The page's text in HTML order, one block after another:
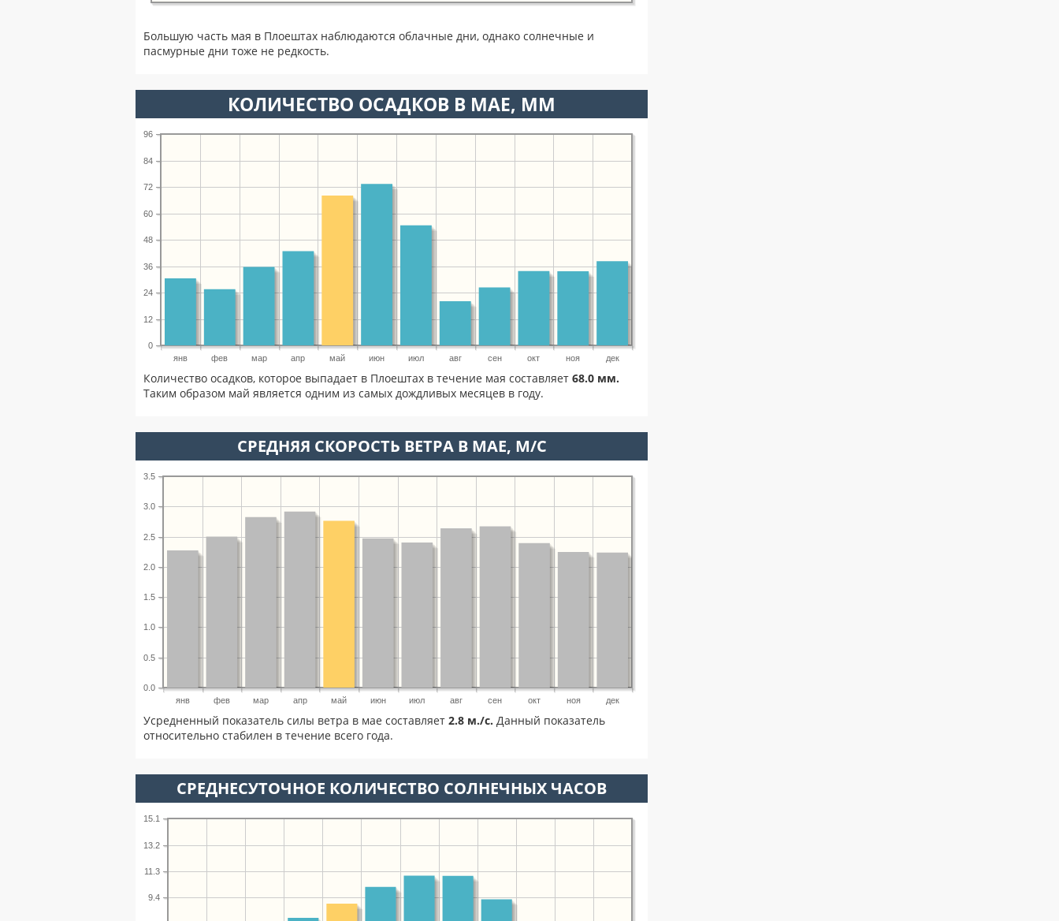
Большую часть мая в Плоештах наблюдаются облачные дни, однако солнечные и
пасмурные дни тоже не редкость.
КОЛИЧЕСТВО ОСАДКОВ В МАЕ, ММ
янв фев мар апр май июн июл авг сен окт ноя дек
0
12
24
36
48
60
72
84
96
Количество осадков, которое выпадает в Плоештах в течение мая составляет 68.0 мм.
Таким образом май является одним из самых дождливых месяцев в году.
СРЕДНЯЯ СКОРОСТЬ ВЕТРА В МАЕ, М/С
янв фев мар апр май июн июл авг сен окт ноя дек
0.0
0.5
1.0
1.5
2.0
2.5
3.0
3.5
Усредненный показатель силы ветра в мае составляет 2.8 м./с. Данный показатель
относительно стабилен в течение всего года.
СРЕДНЕСУТОЧНОЕ КОЛИЧЕСТВО СОЛНЕЧНЫХ ЧАСОВ
9.4
11.3
13.2
15.1